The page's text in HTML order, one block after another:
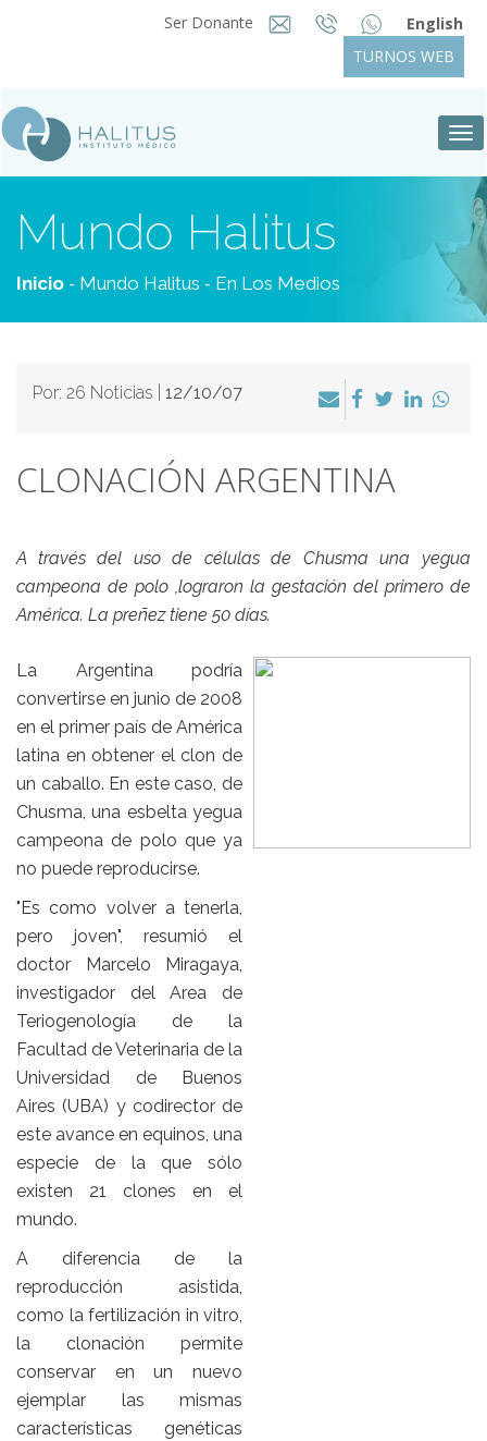
Ser Donante
English
TURNOS WEB
Mundo Halitus
Inicio - Mundo Halitus - En Los Medios
Por: 26 Noticias | 12/10/07
CLONACIÓN ARGENTINA
A través del uso de células de Chusma una yegua
campeona de polo ,lograron la gestación del primero de
América. La preñez tiene 50 días.
La Argentina podría
convertirse en junio de 2008
en el primer país de América
latina en obtener el clon de
un caballo. En este caso, de
Chusma, una esbelta yegua
campeona de polo que ya
no puede reproducirse.
"Es como volver a tenerla,
pero joven", resumió el
doctor Marcelo Miragaya,
investigador del Area de
Teriogenología de la
Facultad de Veterinaria de la
Universidad de Buenos
Aires (UBA) y codirector de
este avance en equinos, una
especie de la que sólo
existen 21 clones en el
mundo.
A diferencia de la
reproducción asistida,
como la fertilización in vitro,
la clonación permite
conservar en un nuevo
ejemplar las mismas
características genéticas